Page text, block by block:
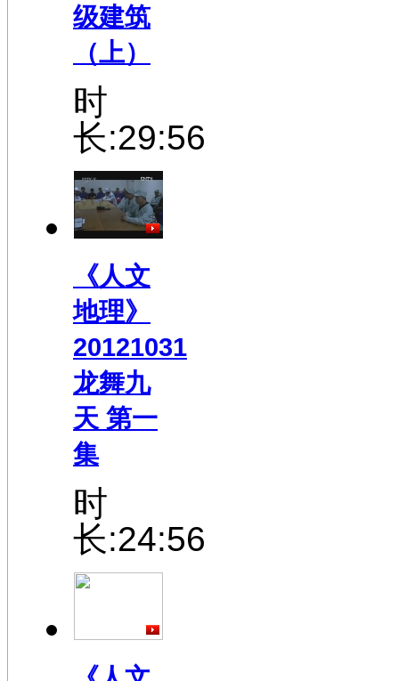
级建筑
（上）
时
长:29:56
《人文
地理》
20121031
龙舞九
天 第一
集
时
长:24:56